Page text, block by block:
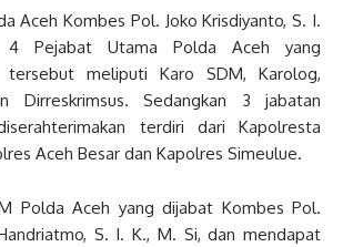
Aceh Kombes Pol. Joko Krisdiyanto, S. I.
4 Pejabat Utama Polda Aceh yang
tersebut meliputi Karo SDM, Karolog,
Dirreskrimsus. Sedangkan 3 jabatan
terdiri dari Kapolresta
Aceh Besar dan Kapolres Simeulue.
Polda Aceh yang dijabat Kombes Pol.
S. I. K., M. Si, dan mendapat